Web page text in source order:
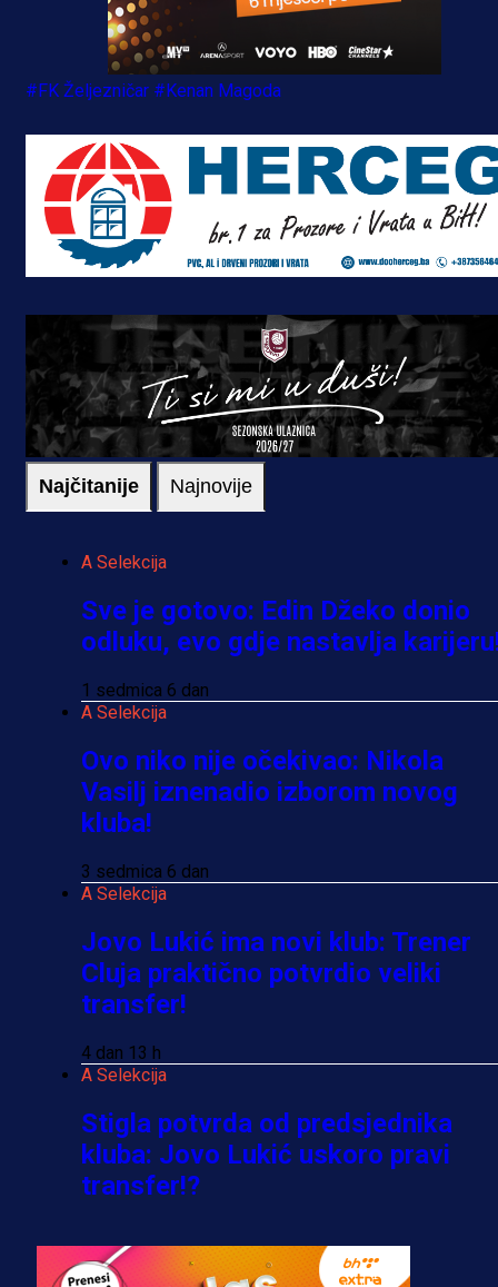
#FK Željezničar #Kenan Magoda
Najčitanije Najnovije
A Selekcija
Sve je gotovo: Edin Džeko donio
odluku, evo gdje nastavlja
1 sedmica 6 dan
A Selekcija
Ovo niko nije očekivao: Nikola
Vasilj iznenadio izborom novog
kluba!
3 sedmica 6 dan
A Selekcija
Jovo Lukić ima novi klub: Trener
Cluja praktično potvrdio veliki
transfer!
4 dan 13 h
A Selekcija
Stigla potvrda od predsjednika
kluba: Jovo Lukić uskoro pravi
transfer!?
A Selekcija